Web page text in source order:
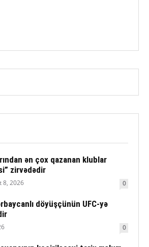
ən çox qazanan klublar
zirvədədir
8, 2026 0
döyüşçünün UFC-yə
0